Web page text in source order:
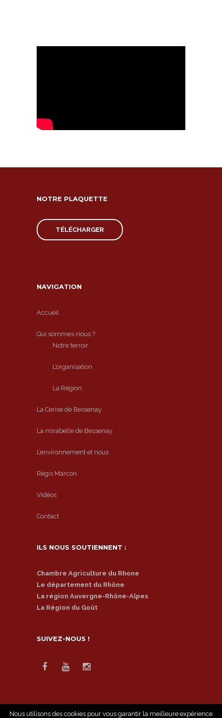
NOTRE PLAQUETTE
TÉLÉCHARGER
NAVIGATION
Accueil
Qui sommes-nous ?
Notre terroir
L’organisation
La Région
La Cerise de Bessenay
La mirabelle de Bessenay
L’environnement et nous
Régis Marcon
Vidéos
Contact
ILS NOUS SOUTIENNENT :
Chambre Agriculture du Rhone
Le département du Rhône
La région Auvergne-Rhône-Alpes
La Région du Goût
SUIVEZ-NOUS !
Nous utilisons des cookies pour vous garantir la meilleure expérience